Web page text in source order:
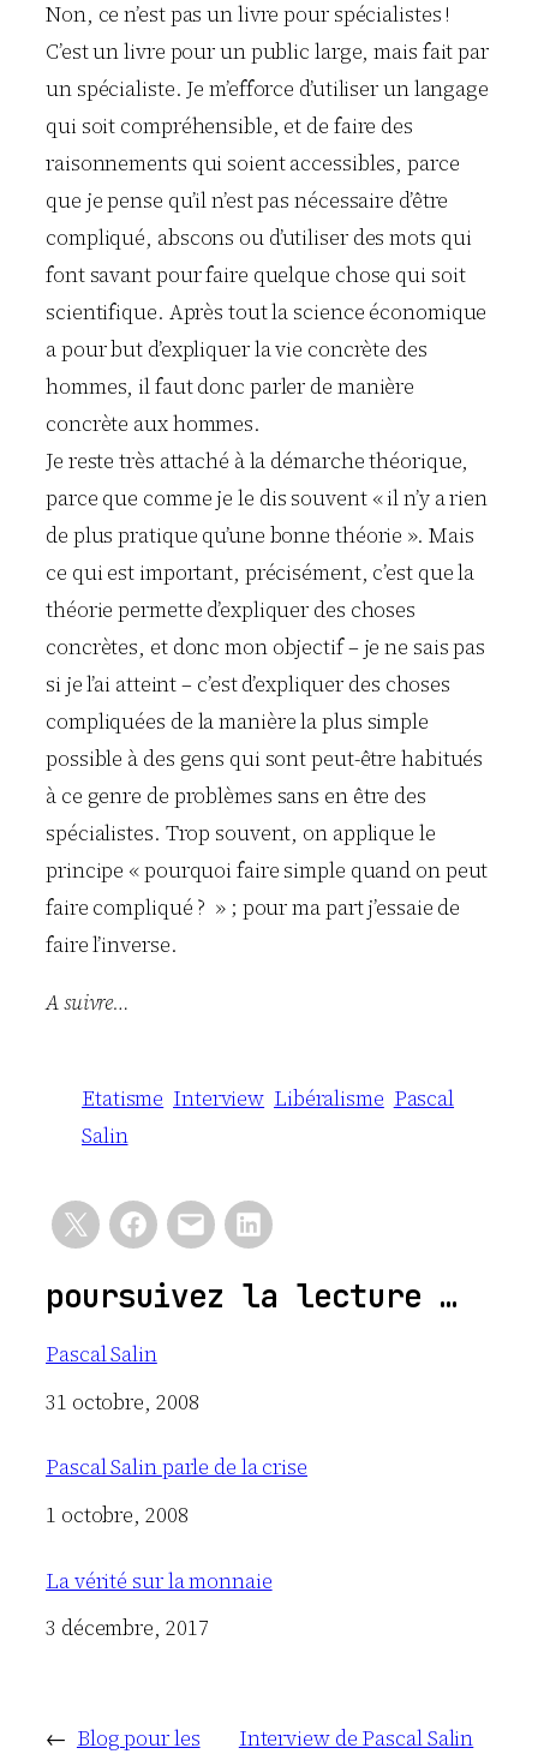
Non, ce n’est pas un livre pour spécialistes !
C’est un livre pour un public large, mais fait par
un spécialiste. Je m’efforce d’utiliser un langage
qui soit compréhensible, et de faire des
raisonnements qui soient accessibles, parce
que je pense qu’il n’est pas nécessaire d’être
compliqué, abscons ou d’utiliser des mots qui
font savant pour faire quelque chose qui soit
scientifique. Après tout la science économique
a pour but d’expliquer la vie concrète des
hommes, il faut donc parler de manière
concrète aux hommes.
Je reste très attaché à la démarche théorique,
parce que comme je le dis souvent « il n’y a rien
de plus pratique qu’une bonne théorie ». Mais
ce qui est important, précisément, c’est que la
théorie permette d’expliquer des choses
concrètes, et donc mon objectif – je ne sais pas
si je l’ai atteint – c’est d’expliquer des choses
compliquées de la manière la plus simple
possible à des gens qui sont peut-être habitués
à ce genre de problèmes sans en être des
spécialistes. Trop souvent, on applique le
principe « pourquoi faire simple quand on peut
faire compliqué ? » ; pour ma part j’essaie de
faire l’inverse.
A suivre…
Etatisme Interview Libéralisme Pascal
Salin
poursuivez la lecture …
Pascal Salin
Date
31 octobre, 2008
Pascal Salin parle de la crise
Date
1 octobre, 2008
La vérité sur la monnaie
Date
3 décembre, 2017
← Blog pour les
Interview de Pascal Salin